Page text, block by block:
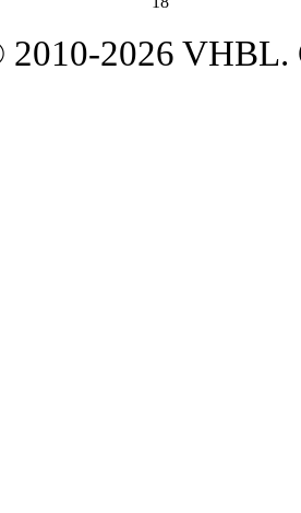
2026 VHBL.